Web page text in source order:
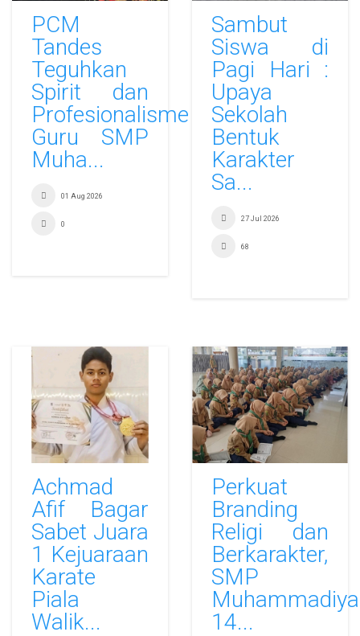
PCM
Tandes
Teguhkan
Spirit dan
Profesionalisme
Guru SMP
Muha...
01 Aug 2026
0
Sambut
Siswa di
Pagi Hari :
Upaya
Sekolah
Bentuk
Karakter
Sa...
27 Jul 2026
68
Achmad
Afif Bagar
Sabet Juara
1 Kejuaraan
Karate
Piala
Walik...
Perkuat
Branding
Religi dan
Berkarakter,
SMP
14...